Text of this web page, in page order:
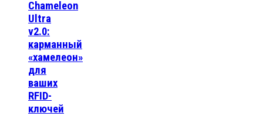
Chameleon
Ultra
v2.0:
карманный
«хамелеон»
для
ваших
RFID-
ключей